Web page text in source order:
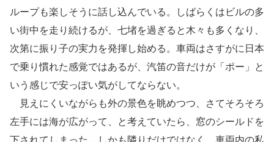
ループも楽しそうに話し込んでいる。しばらくはビルの多
い街中を走り続けるが、七堵を過ぎると木々も多くなり、
次第に振り子の実力を発揮し始める。車両はさすがに日本
で乗り慣れた感覚ではあるが、汽笛の音だけが「ポー」と
いう感じで安っぽい気がしてならない。
見えにくいながらも外の景色を眺めつつ、さてそろそろ
左手には海が広がって、と考えていたら、窓のシールドを